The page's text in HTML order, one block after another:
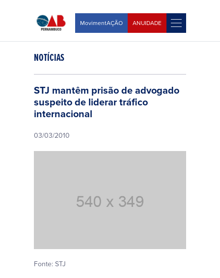
MovimentAÇÃO ANUIDADE
NOTÍCIAS
STJ mantêm prisão de advogado
suspeito de liderar tráfico
internacional
03/03/2010
Fonte: STJ